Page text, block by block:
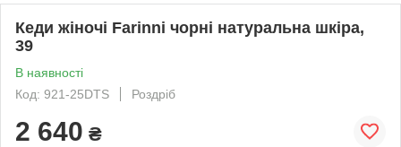
Кеди жіночі Farinni чорні натуральна шкіра,
39
В наявності
Код: 921-25DTS
Роздріб
2 640 ₴